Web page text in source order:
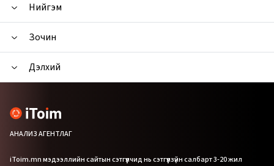
Нийгэм
Зочин
Дэлхий
АНАЛИЗ АГЕНТЛАГ
iToim.mn мэдээллийн сайтын сэтгүүлчид нь сэтгүүлзүйн салбарт 3-20 жил